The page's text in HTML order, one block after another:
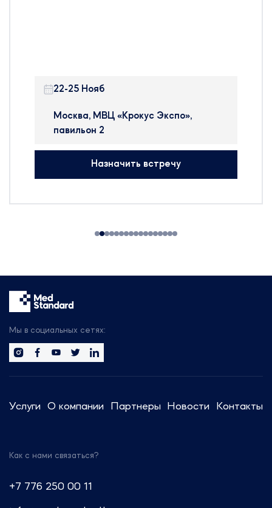
Pharmtech & Ingredients —
ближнего зарубежья
которой представлено
оборудование, сырье и
технологии для производства
50+ новых компаний
встречу с вами, чтобы обсудить
тренды отрасли.
информацию и провести
консультации по регуляторным
Звоните: +7 (499) 550-30-11 или
22-25 Нояб
Москва, МВЦ «Крокус Экспо»,
павильон 2
Назначить встречу
Мы в социальных сетях:
Услуги О компании Партнеры Новости Контакты
Как с нами связаться?
+7 776 250 00 11